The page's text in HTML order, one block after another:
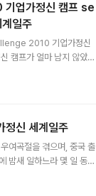
업가정신 캠프 se
일주
2010 기업가정신
캠프가 얼마 남지 않았
참여하게 되어 개인적
내가 원하는 구체적인 일
이 하루라도 바쁜 중요한
는다는 것은 매우 큰 손
점도 많고, 재미있다. 그
정신 세계일주
여곡절을 겪으며, 중국 출
밤새 일하느라 몇 일 동안
는 보다 나은 삶을 원한